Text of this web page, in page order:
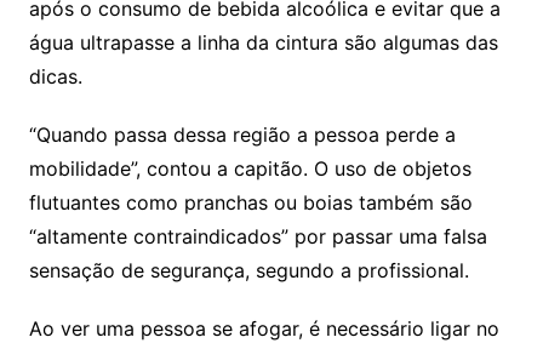
após o consumo de bebida alcoólica e evitar que a
água ultrapasse a linha da cintura são algumas das
dicas.
“Quando passa dessa região a pessoa perde a
mobilidade”, contou a capitão. O uso de objetos
flutuantes como pranchas ou boias também são
“altamente contraindicados” por passar uma falsa
sensação de segurança, segundo a profissional.
Ao ver uma pessoa se afogar, é necessário ligar no